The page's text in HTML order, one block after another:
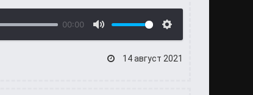
00:00
14 август 2021